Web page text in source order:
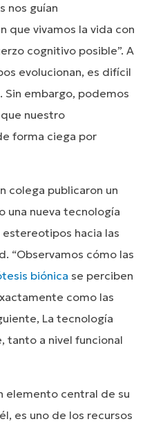
nos guían
que vivamos la vida con
cognitivo posible”. A
evolucionan, es difícil
Sin embargo, podemos
nuestro
forma ciega por
colega publicaron un
una nueva tecnología
hacia las
“Observamos cómo las
biónica se perciben
como las
La tecnología
tanto a nivel funcional
elemento central de su
es uno de los recursos